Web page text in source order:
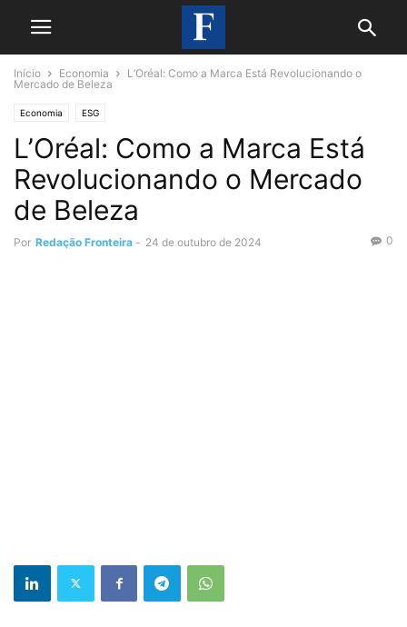
Início Economia
L’Oréal: Como a Marca Está Revolucionando o
Mercado de Beleza
Economia ESG
L’Oréal: Como a Marca Está
Revolucionando o Mercado
de Beleza
Por Redação Fronteira - 24 de outubro de 2024 0